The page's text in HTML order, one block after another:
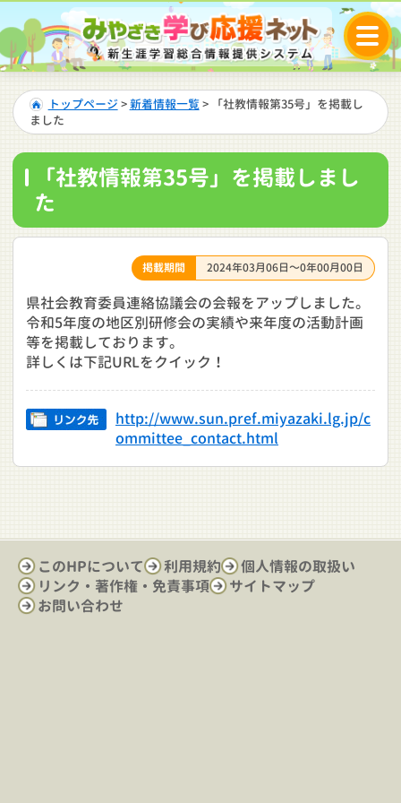
トップページ >新着情報一覧> 「社教情報第35号」を掲載し
ました
「社教情報第35号」を掲載しまし
た
掲載期間 2024年03月06日～0年00月00日
県社会教育委員連絡協議会の会報をアップしました。
令和5年度の地区別研修会の実績や来年度の活動計画
等を掲載しております。
詳しくは下記URLをクイック！
http://www.sun.pref.miyazaki.lg.jp/c
ommittee_contact.html
このHPについて 利用規約
個人情報の取扱い
リンク・著作権・免責事項
サイトマップ
お問い合わせ